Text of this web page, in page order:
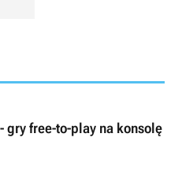
gry free-to-play na konsolę